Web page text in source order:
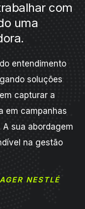
com
uma
entendimento
soluções
capturar a
em campanhas
sua abordagem
na gestão
NESTLÉ